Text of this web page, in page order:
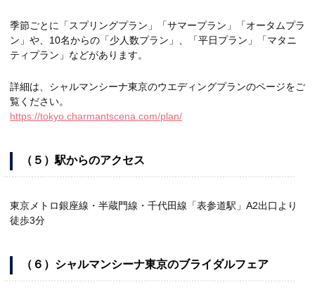
季節ごとに「スプリングプラン」「サマープラン」「オータムプラ
ン」や、10名からの「少人数プラン」、「平日プラン」「マタニ
ティプラン」などがあります。
詳細は、シャルマンシーナ東京のウエディングプランのページをご
覧ください。
https://tokyo.charmantscena.com/plan/
（５）駅からのアクセス
東京メトロ銀座線・半蔵門線・千代田線「表参道駅」A2出口より
徒歩3分
（６）シャルマンシーナ東京のブライダルフェア